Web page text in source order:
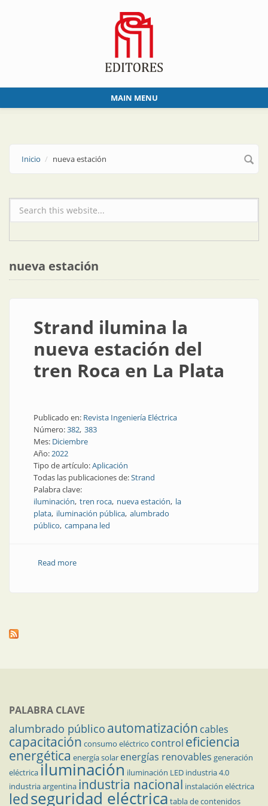
MAIN MENU
Inicio nueva estación
Formulario de búsqueda
nueva estación
Strand ilumina la
nueva estación del
tren Roca en La Plata
Publicado en: Revista Ingeniería Eléctrica
Número:382 383
Mes: Diciembre
Año:2022
Tipo de artículo:Aplicación
Todas las publicaciones de:Strand
Palabra clave:
iluminación tren roca nueva estación la
plata iluminación pública alumbrado
público campana led
Read moreabout Strand ilumina la nueva estación del tren Roca
PALABRA CLAVE
alumbrado público automatización cables
capacitación consumo eléctrico control eficiencia
energética energía solar energías renovables generación
eléctricailuminación iluminación LED industria 4.0
industria argentina industria nacional instalación eléctrica
ledseguridad eléctrica tabla de contenidos